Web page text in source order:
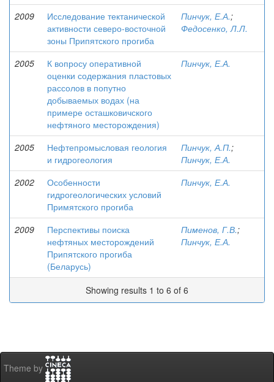
2009
Исследование тектанической
активности северо-восточной
зоны Припятского прогиба
Пинчук, Е.А.;
Федосенко, Л.Л.
2005
К вопросу оперативной
оценки содержания пластовых
рассолов в попутно
добываемых водах (на
примере осташковичского
нефтяного месторождения)
Пинчук, Е.А.
2005
Нефтепромысловая геология
и гидрогеология
Пинчук, А.П.;
Пинчук, Е.А.
2002
Особенности
гидрогеологических условий
Примятского прогиба
Пинчук, Е.А.
2009
Перспективы поиска
нефтяных месторождений
Припятского прогиба
(Беларусь)
Пименов, Г.В.;
Пинчук, Е.А.
Showing results 1 to 6 of 6
Theme by